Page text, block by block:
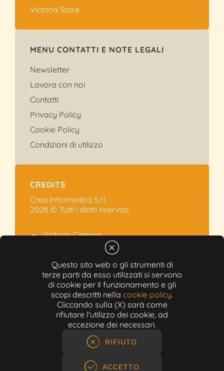
Questo sito web o gli strumenti di
terze parti da esso utilizzati si servono
di cookie per il funzionamento e gli
scopi descritti nella cookie policy.
Cliccando sulla (X) sarà come
rifiutare l'utilizzo dei cookie, ad
eccezione dei necessari.
RIFIUTO
ACCETTO
Victoria Store
MENU CONTATTI E NOTE LEGALI
Newsletter
Lavora con noi
Contatti
Privacy Policy
Cookie Policy
Condizioni di utilizzo
CREDITS
Crea Informatica S.r.l.
2026 © Tutti i diritti riservati.
Victoria Cinema
Via Ramelli, 101 - Modena
+39 059.454622
info@victoriacinema.it
Partita IVA: 02603471208
N-REA: 452611
Capitale sociale: 300.000,00€